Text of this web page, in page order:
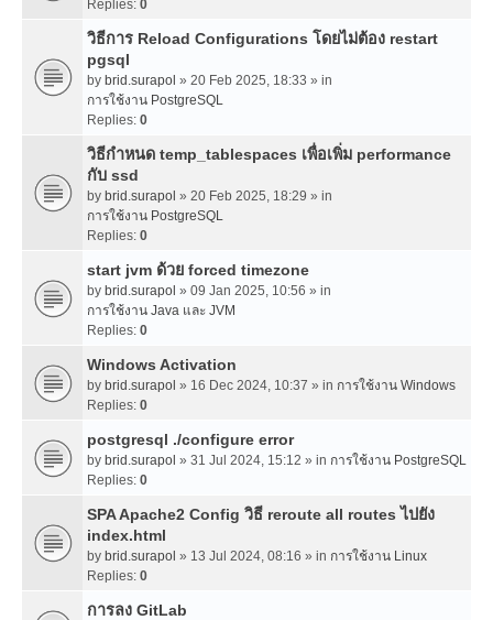
Replies: 0
วิธีการ Reload Configurations โดยไม่ต้อง restart
pgsql
by brid.surapol » 20 Feb 2025, 18:33 » in
การใช้งาน PostgreSQL
Replies: 0
วิธีกำหนด temp_tablespaces เพื่อเพิ่ม performance
กับ ssd
by brid.surapol » 20 Feb 2025, 18:29 » in
การใช้งาน PostgreSQL
Replies: 0
start jvm ด้วย forced timezone
by brid.surapol » 09 Jan 2025, 10:56 » in
การใช้งาน Java และ JVM
Replies: 0
Windows Activation
by brid.surapol » 16 Dec 2024, 10:37 » in การใช้งาน Windows
Replies: 0
postgresql ./configure error
by brid.surapol » 31 Jul 2024, 15:12 » in การใช้งาน PostgreSQL
Replies: 0
SPA Apache2 Config วิธี reroute all routes ไปยัง
index.html
by brid.surapol » 13 Jul 2024, 08:16 » in การใช้งาน Linux
Replies: 0
การลง GitLab